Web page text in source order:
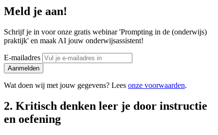
Meld je aan!
Schrijf je in voor onze gratis webinar 'Prompting in de (onderwijs)
praktijk' en maak AI jouw onderwijsassistent!
E-mailadres
Aanmelden
Wat doen wij met jouw gegevens? Lees onze voorwaarden.
2. Kritisch denken leer je door instructie
en oefening